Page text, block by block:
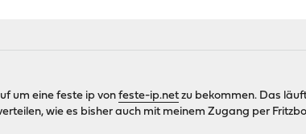
um eine feste ip vonfeste-ip.netzu bekommen. Das
wie es bisher auch mit meinem Zugang per